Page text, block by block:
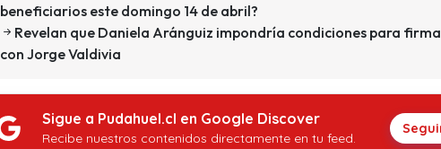
beneficiarios este domingo 14 de abril?
Revelan que Daniela Aránguiz impondría condiciones para
con Jorge Valdivia
Sigue a Pudahuel.cl en Google Discover
Recibe nuestros contenidos directamente en tu feed.